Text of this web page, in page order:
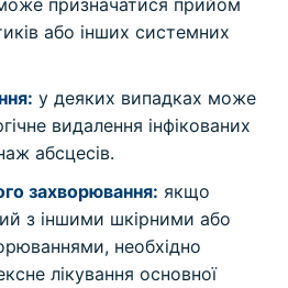
призначатися прийом
або інших системних
у деяких випадках може
видалення інфікованих
абсцесів.
захворювання: якщо
з іншими шкірними або
необхідно
лікування основної